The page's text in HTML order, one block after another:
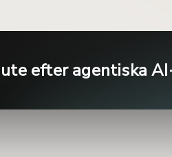
efter agentiska